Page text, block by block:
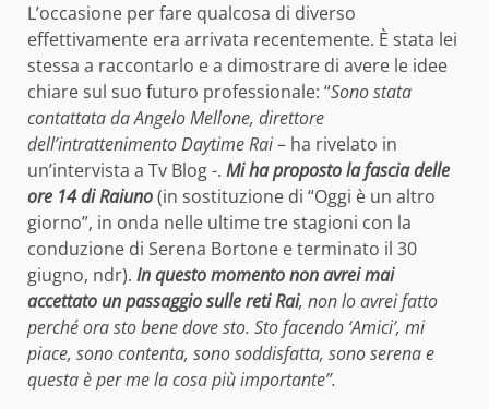
L’occasione per fare qualcosa di diverso
effettivamente era arrivata recentemente. È stata lei
stessa a raccontarlo e a dimostrare di avere le idee
chiare sul suo futuro professionale: “Sono stata
contattata da Angelo Mellone, direttore
dell’intrattenimento Daytime Rai– ha rivelato in
un’intervista a Tv Blog -. Mi ha proposto la fascia delle
ore 14 di Raiuno(in sostituzione di “Oggi è un altro
giorno”, in onda nelle ultime tre stagioni con la
conduzione di Serena Bortone e terminato il 30
giugno, ndr). In questo momento non avrei mai
accettato un passaggio sulle reti Rai, non lo avrei fatto
perché ora sto bene dove sto. Sto facendo ‘Amici’, mi
piace, sono contenta, sono soddisfatta, sono serena e
questa è per me la cosa più importante”.